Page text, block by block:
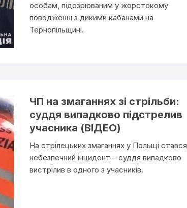
особам, підозрюваним у жорстокому
поводженні з дикими кабанами на
Тернопільщині.
ЧП на змаганнях зі стрільби:
суддя випадково підстрелив
учасника (ВІДЕО)
На стрілецьких змаганнях у Польщі стався
небезпечний інцидент – суддя випадково
вистрілив в одного з учасників.